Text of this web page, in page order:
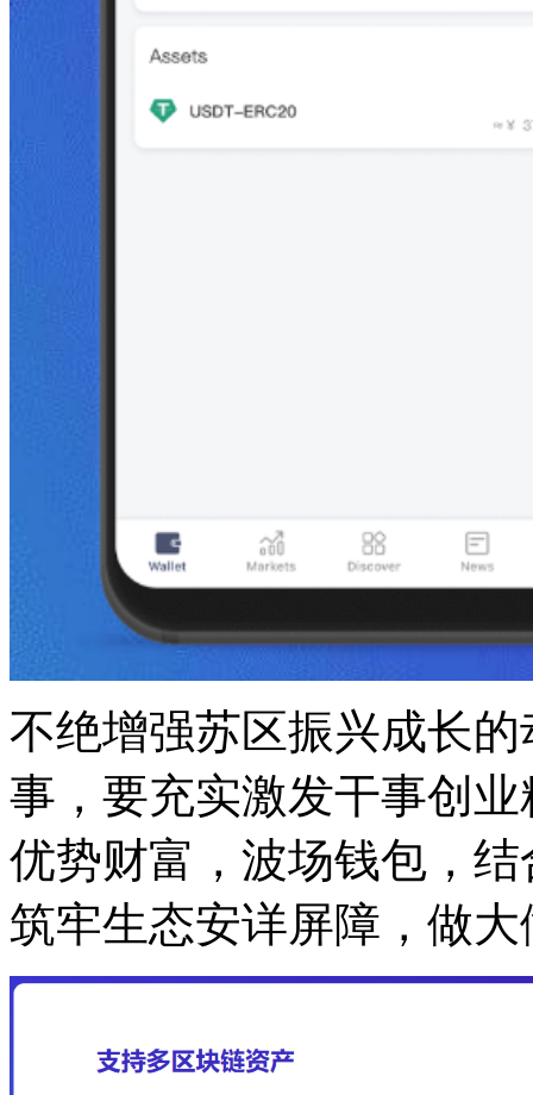
不绝增强苏区振兴成长
事，要充实激发干事创
优势财富，波场钱包，结
筑牢生态安详屏障，做